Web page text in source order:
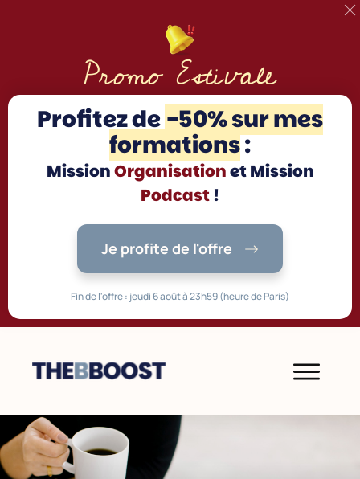
Promo Estivale
Profitez de -50% sur mes
formations:
MissionOrganisationet Mission
Podcast!
Je profite de l'offre
Fin de l'offre : jeudi 6 août à 23h59 (heure de Paris)